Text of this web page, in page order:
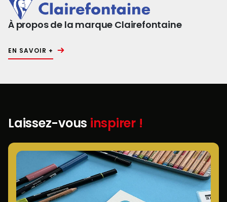
À propos de la marque Clairefontaine
EN SAVOIR +
Laissez-vous inspirer !